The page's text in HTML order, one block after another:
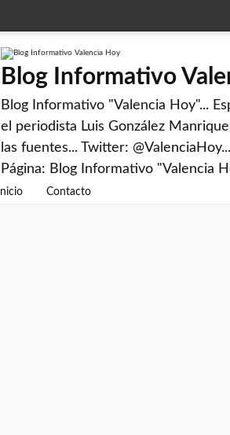
Blog Informativo
Blog Informativo "Valencia Hoy"...
el periodista Luis González
las fuentes... Twitter:
Página: Blog Informativo "Valencia
Inicio Contacto